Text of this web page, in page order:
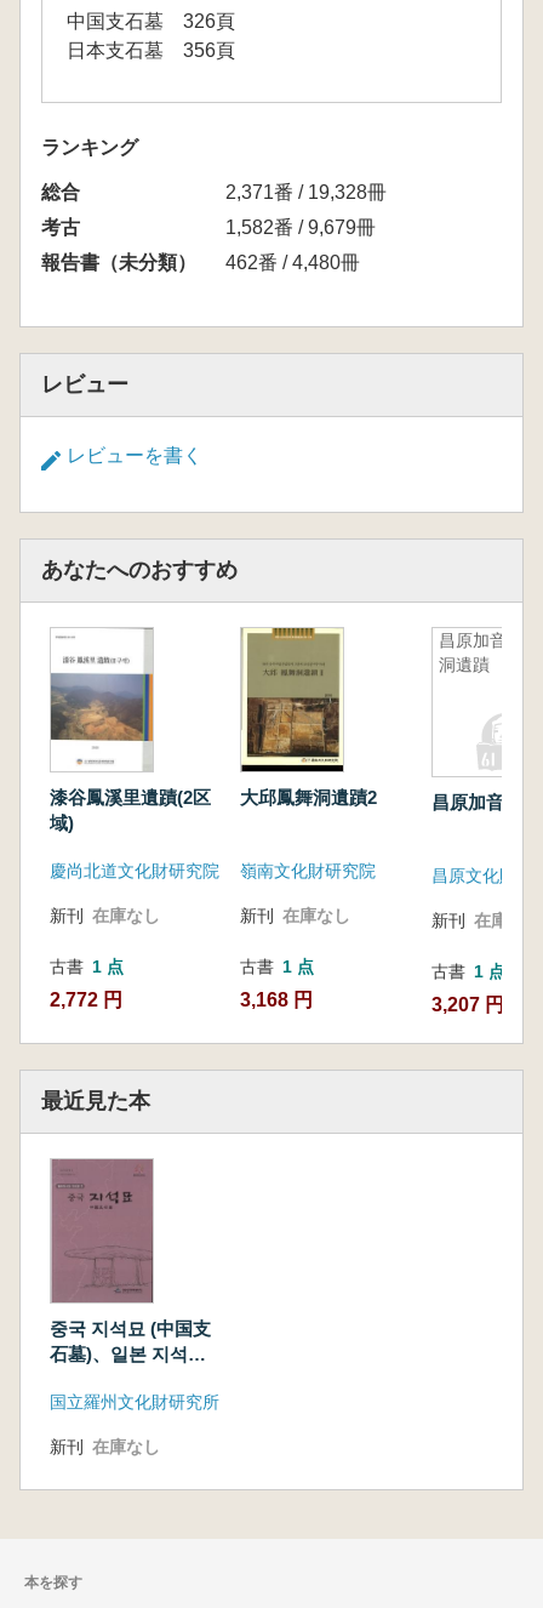
中国支石墓 326頁
日本支石墓 356頁
ランキング
総合
2,371番 / 19,328冊
考古
1,582番 / 9,679冊
報告書（未分類）
462番 / 4,480冊
レビュー
レビューを書く
あなたへのおすすめ
漆谷鳳溪里遺蹟(2区
域)
慶尚北道文化財研究院
新刊 在庫なし
古書 1 点
2,772 円
大邱鳳舞洞遺蹟2
嶺南文化財研究院
新刊 在庫なし
古書 1 点
3,168 円
昌原加音丁
洞遺蹟
昌原加音丁
昌原文化財研
新刊 在庫なし
古書 1 点
3,207 円
最近見た本
중국 지석묘 (中国支
石墓)、일본 지석묘
国立羅州文化財研究所
新刊 在庫なし
本を探す